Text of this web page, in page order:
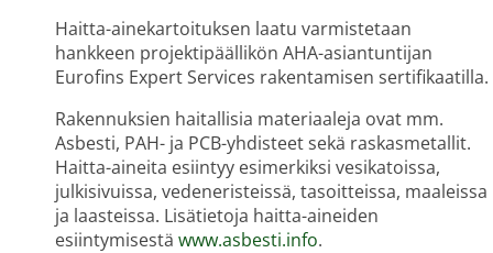
Haitta-ainekartoituksen laatu varmistetaan
hankkeen projektipäällikön AHA-asiantuntijan
Eurofins Expert Services rakentamisen sertifikaatilla.
Rakennuksien haitallisia materiaaleja ovat mm.
Asbesti, PAH- ja PCB-yhdisteet sekä raskasmetallit.
Haitta-aineita esiintyy esimerkiksi vesikatoissa,
julkisivuissa, vedeneristeissä, tasoitteissa, maaleissa
ja laasteissa. Lisätietoja haitta-aineiden
esiintymisestä www.asbesti.info.